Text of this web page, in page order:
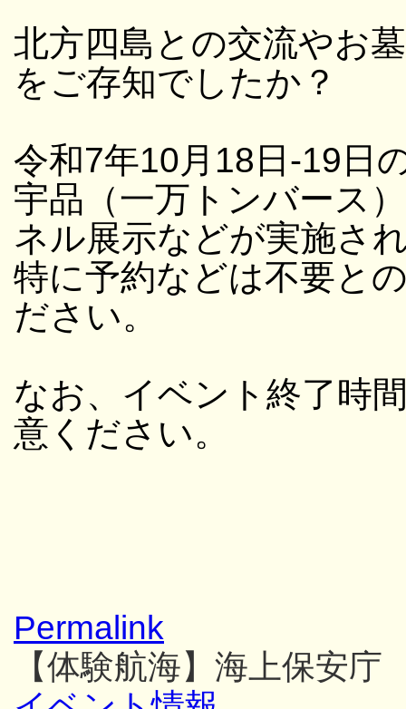
北方四島との交流やお
をご存知でしたか？
令和7年10月18日-19日
宇品（一万トンバース
ネル展示などが実施さ
特に予約などは不要と
ださい。
なお、イベント終了時
意ください。
Permalink
【体験航海】海上保安